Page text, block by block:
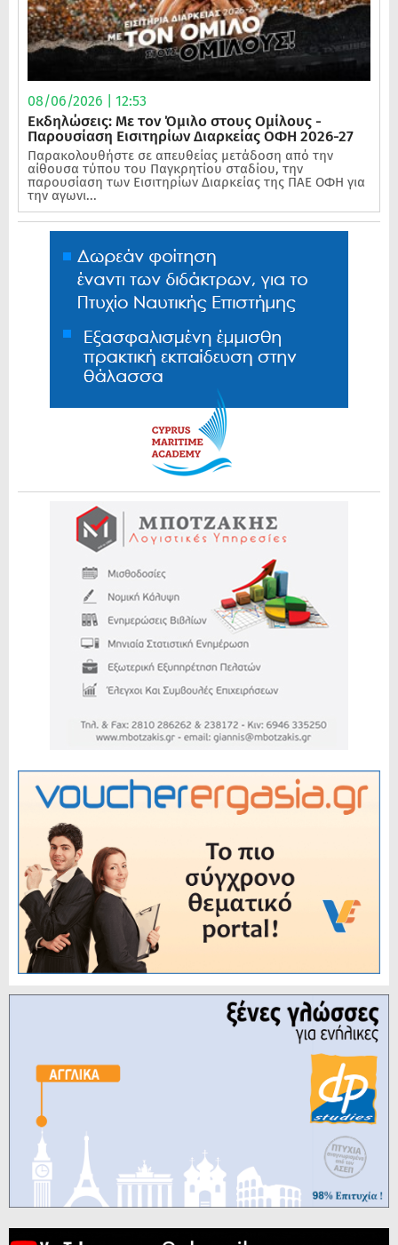
08/06/2026 | 12:53
Εκδηλώσεις: Με τον Όμιλο στους Ομίλους -
Παρουσίαση Εισιτηρίων Διαρκείας ΟΦΗ 2026-27
Παρακολουθήστε σε απευθείας μετάδοση από την
αίθουσα τύπου του Παγκρητίου σταδίου, την
παρουσίαση των Εισιτηρίων Διαρκείας της ΠΑΕ ΟΦΗ για
την αγωνι...